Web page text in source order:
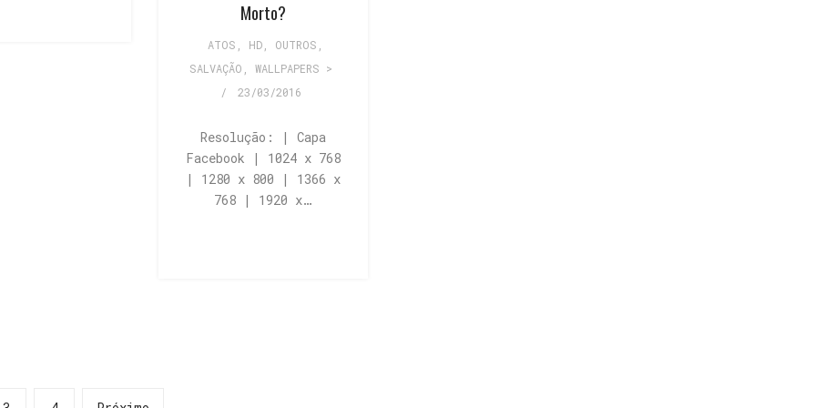
Morto?
ATOS HD, OUTROS
SALVAÇÃO
WALLPAPERS >
/
23/03/2016
Resolução: | Capa
Facebook | 1024 x 768
| 1280 x 800 | 1366 x
768 | 1920 x…